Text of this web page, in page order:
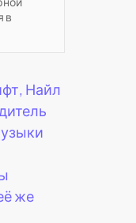
в
Найл
же